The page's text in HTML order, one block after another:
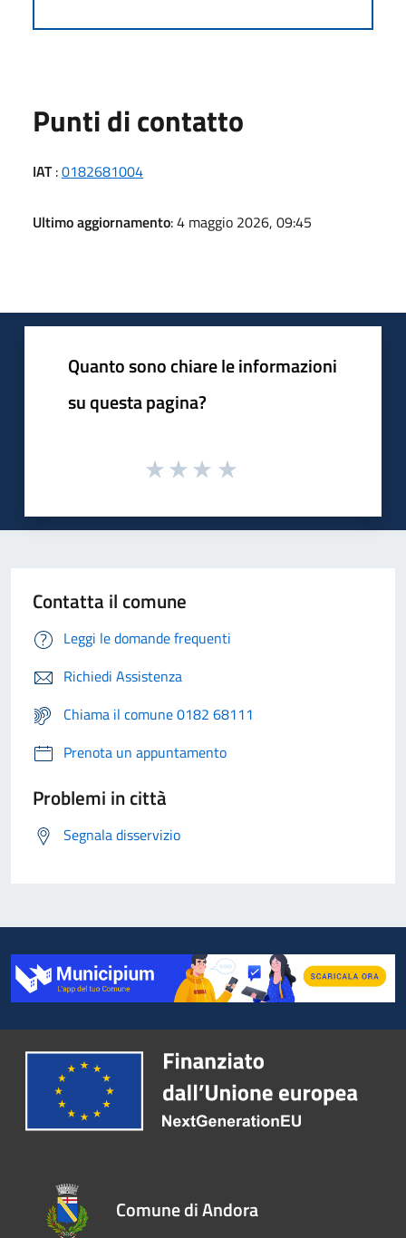
Punti di contatto
IAT:0182681004
Ultimo aggiornamento: 4 maggio 2026, 09:45
Quanto sono chiare le informazioni
su questa pagina?
Contatta il comune
Leggi le domande frequenti
Richiedi Assistenza
Chiama il comune 0182 68111
Prenota un appuntamento
Problemi in città
Segnala disservizio
Comune di Andora